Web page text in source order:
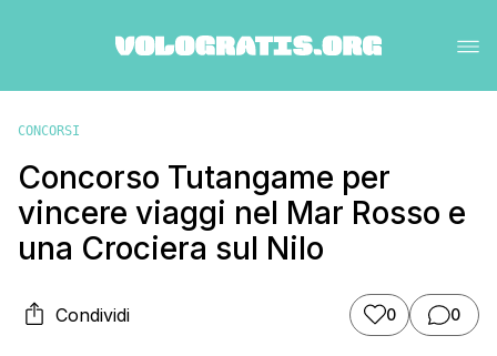
CONCORSI
Concorso Tutangame per
vincere viaggi nel Mar Rosso e
una Crociera sul Nilo
Condividi 0 0